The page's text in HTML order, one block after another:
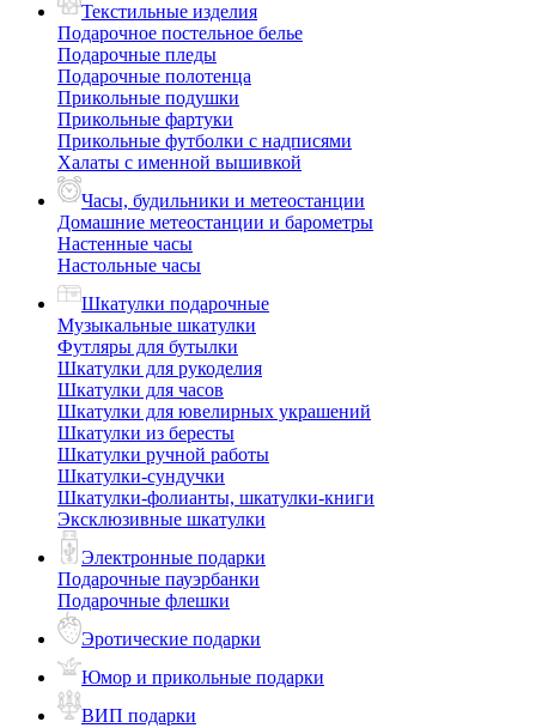
Текстильные изделия
Подарочное постельное белье
Подарочные пледы
Подарочные полотенца
Прикольные подушки
Прикольные фартуки
Прикольные футболки с надписями
Халаты с именной вышивкой
Часы, будильники и метеостанции
Домашние метеостанции и барометры
Настенные часы
Настольные часы
Шкатулки подарочные
Музыкальные шкатулки
Футляры для бутылки
Шкатулки для рукоделия
Шкатулки для часов
Шкатулки для ювелирных украшений
Шкатулки из бересты
Шкатулки ручной работы
Шкатулки-сундучки
Шкатулки-фолианты, шкатулки-книги
Эксклюзивные шкатулки
Электронные подарки
Подарочные пауэрбанки
Подарочные флешки
Эротические подарки
Юмор и прикольные подарки
ВИП подарки